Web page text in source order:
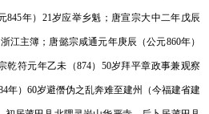
845年）21岁应举乡魁；唐宣宗大中二年戊辰
江主簿；唐懿宗咸通元年庚辰（公元860年）
乾符元年乙未（874）50岁拜平章政事兼观察
年）60岁避僭伪之乱奔难至建州（今福建省建